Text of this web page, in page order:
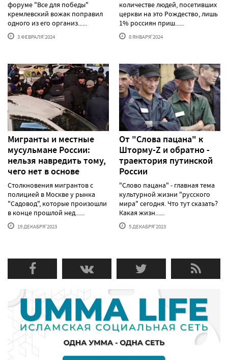
форуме "Все для победы"
кремлевский вожак поправил
одного из его организ......
3 ФЕВРАЛЯ'2024
количестве людей, посетивших
церкви на это Рождество, лишь
1% россиян приш......
8 ЯНВАРЯ'2024
Мигранты и местные
мусульмане России:
нельзя навредить тому,
чего нет в основе
Столкновения мигрантов с
полицией в Москве у рынка
"Садовод", которые произошли
в конце прошлой нед......
19 ДЕКАБРЯ'2023
От "Слова пацана" к
Шторму-Z и обратно -
траектория путинской
России
"Слово пацана" - главная тема
культурной жизни "русского
мира" сегодня. Что тут сказать?
Какая жизн......
5 ДЕКАБРЯ'2023